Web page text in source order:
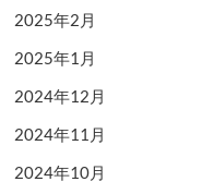
2025年2月
2025年1月
2024年12月
2024年11月
2024年10月